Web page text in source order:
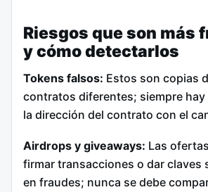
Riesgos que son más
y cómo detectarlos
Tokens falsos: Estos son copias
contratos diferentes; siempre hay
la dirección del contrato con el
Airdrops y giveaways: Las
firmar transacciones o dar claves
en fraudes; nunca se debe